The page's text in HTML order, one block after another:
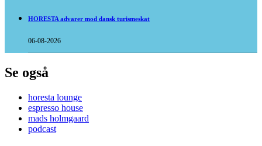
HORESTA advarer mod dansk turismeskat
06-08-2026
Se også
horesta lounge
espresso house
mads holmgaard
podcast